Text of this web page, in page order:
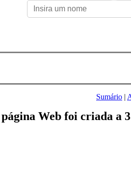
Sumário |
Web foi criada a